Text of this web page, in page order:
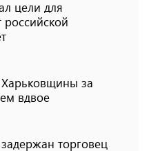
цели для
российской
за
вдвое
торговец